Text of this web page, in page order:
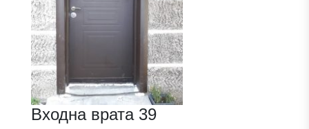
Входна врата 39